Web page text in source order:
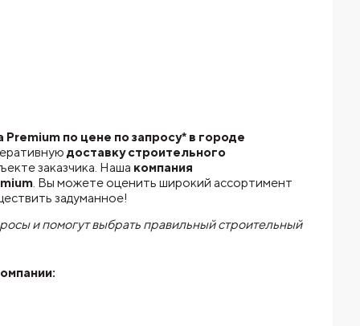
по цене по запросу* в городе
доставку строительного
заказчика. Наша компания
. Вы можете оценить широкий ассортимент
задуманное!
и помогут выбрать правильный строительный